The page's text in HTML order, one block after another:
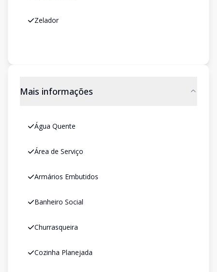
Zelador
Mais informações
Água Quente
Área de Serviço
Armários Embutidos
Banheiro Social
Churrasqueira
Cozinha Planejada